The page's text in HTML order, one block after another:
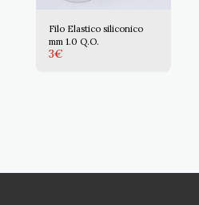
Filo Elastico siliconico
mm 1.0 Q.O.
3€